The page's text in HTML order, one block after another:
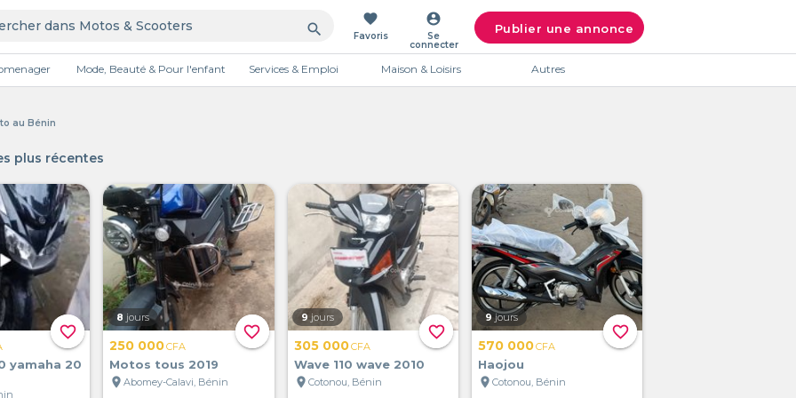
search
favorite
Favoris
account_circle
Se
connecter
Publier une annonce
Mode, Beauté & Pour l'enfant Services & Emploi Maison & Loisirs Autres
au Bénin
plus récentes
favorite_border
yamaha 20
favorite_border
8 jours
250 000CFA
Motos tous 2019
location_onAbomey-Calavi, Bénin
favorite_border
9 jours
305 000CFA
Wave 110 wave 2010
location_on Cotonou, Bénin
favorite_border
9 jours
570 000CFA
Haojou
location_onCotonou, Bénin